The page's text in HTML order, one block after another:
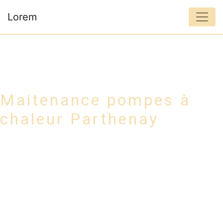
Lorem
Maitenance pompes à
chaleur Parthenay